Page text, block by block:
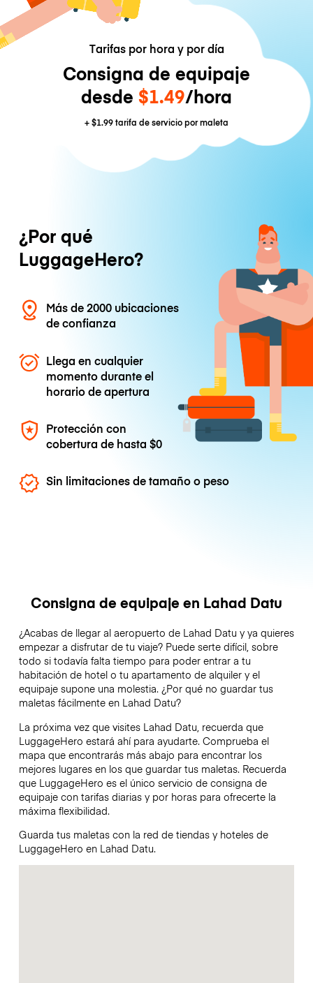
Tarifas por hora y por día
Consigna de equipaje
desde $1.49/hora
+$1.99tarifa de servicio por maleta
¿Por qué
LuggageHero?
Más de 2000 ubicaciones
de confianza
Llega en cualquier
momento durante el
horario de apertura
Protección con
cobertura de hasta$0
Sin limitaciones de tamaño o peso
Consigna de equipaje en Lahad Datu
¿Acabas de llegar al aeropuerto de Lahad Datu y ya quieres
empezar a disfrutar de tu viaje? Puede serte difícil, sobre
todo si todavía falta tiempo para poder entrar a tu
habitación de hotel o tu apartamento de alquiler y el
equipaje supone una molestia. ¿Por qué no guardar tus
maletas fácilmente en Lahad Datu?
La próxima vez que visites Lahad Datu, recuerda que
LuggageHero estará ahí para ayudarte. Comprueba el
mapa que encontrarás más abajo para encontrar los
mejores lugares en los que guardar tus maletas. Recuerda
que LuggageHero es el único servicio de consigna de
equipaje con tarifas diarias y por horas para ofrecerte la
máxima flexibilidad.
Guarda tus maletas con la red de tiendas y hoteles de
LuggageHero en Lahad Datu.